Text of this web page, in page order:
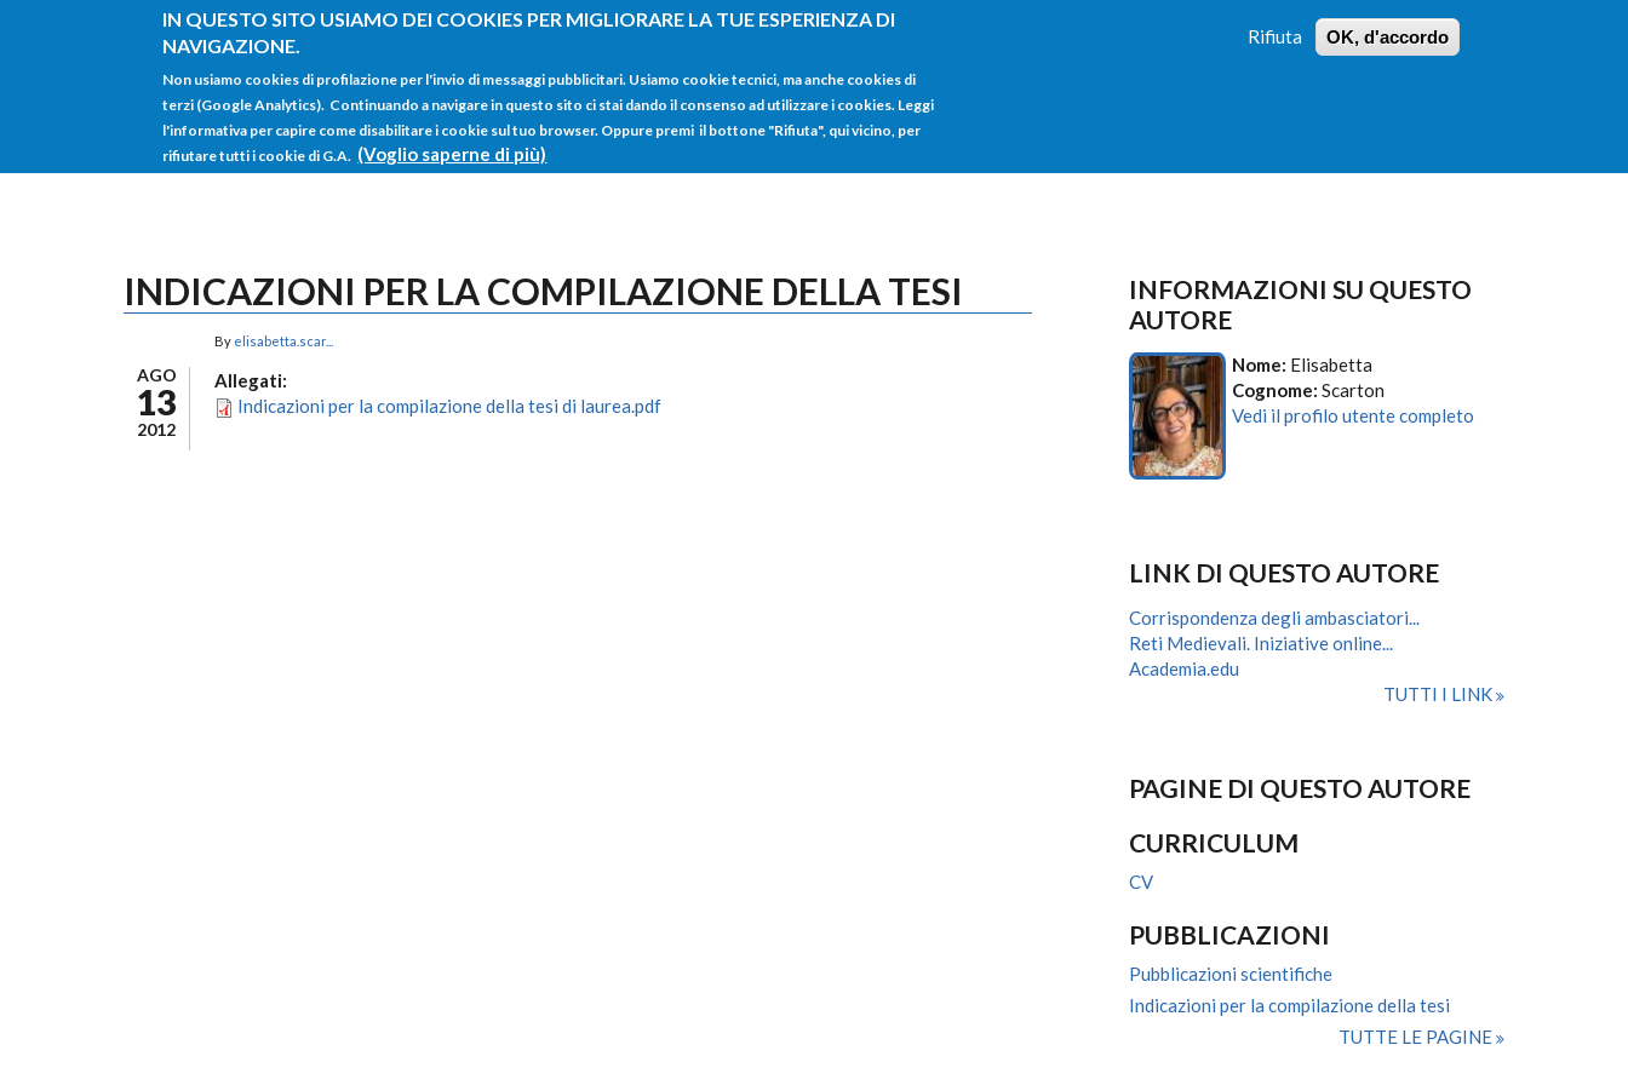
IN QUESTO SITO USIAMO DEI COOKIES PER MIGLIORARE LA TUE ESPERIENZA DI
NAVIGAZIONE.
Non usiamo cookies di profilazione per l'invio di messaggi pubblicitari. Usiamo cookie tecnici, ma anche cookies di
terzi (Google Analytics). Continuando a navigare in questo sito ci stai dando il consenso ad utilizzare i cookies. Leggi
l'informativa per capire come disabilitare i cookie sul tuo browser. Oppure premi il bottone "Rifiuta", qui vicino, per
rifiutare tutti i cookie di G.A. (Voglio saperne di più)
Rifiuta OK, d'accordo
Salta al contenuto principale
RICERCA
HOME
INDICAZIONI PER LA COMPILAZIONE DELLA TESI
AGO
13
2012
By elisabetta.scar...
Allegati:
Indicazioni per la compilazione della tesi di laurea.pdf
INFORMAZIONI SU QUESTO
AUTORE
Nome: Elisabetta
Cognome: Scarton
Vedi il profilo utente completo
LINK DI QUESTO AUTORE
Corrispondenza degli ambasciatori...
Reti Medievali. Iniziative online...
Academia.edu
TUTTI I LINK
PAGINE DI QUESTO AUTORE
CURRICULUM
CV
PUBBLICAZIONI
Pubblicazioni scientifiche
Indicazioni per la compilazione della tesi
TUTTE LE PAGINE